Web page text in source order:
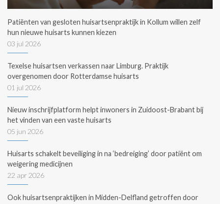
Patiënten van gesloten huisartsenpraktijk in Kollum willen zelf
hun nieuwe huisarts kunnen kiezen
03 jul 2026
Texelse huisartsen verkassen naar Limburg. Praktijk
overgenomen door Rotterdamse huisarts
01 jul 2026
Nieuw inschrijfplatform helpt inwoners in Zuidoost-Brabant bij
het vinden van een vaste huisarts
05 jun 2026
Huisarts schakelt beveiliging in na ‘bedreiging’ door patiënt om
weigering medicijnen
22 apr 2026
Ook huisartsenpraktijken in Midden-Delfland getroffen door